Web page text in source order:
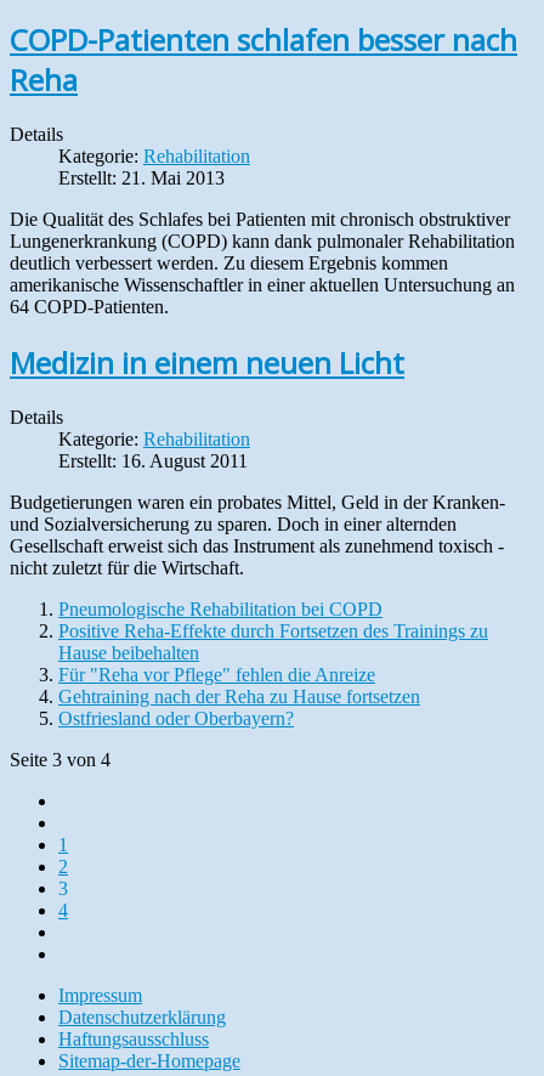
COPD-Patienten schlafen besser nach
Reha
Details
Kategorie: Rehabilitation
Erstellt: 21. Mai 2013
Die Qualität des Schlafes bei Patienten mit chronisch obstruktiver
Lungenerkrankung (COPD) kann dank pulmonaler Rehabilitation
deutlich verbessert werden. Zu diesem Ergebnis kommen
amerikanische Wissenschaftler in einer aktuellen Untersuchung an
64 COPD-Patienten.
Medizin in einem neuen Licht
Details
Kategorie: Rehabilitation
Erstellt: 16. August 2011
Budgetierungen waren ein probates Mittel, Geld in der Kranken-
und Sozialversicherung zu sparen. Doch in einer alternden
Gesellschaft erweist sich das Instrument als zunehmend toxisch -
nicht zuletzt für die Wirtschaft.
Pneumologische Rehabilitation bei COPD
Positive Reha-Effekte durch Fortsetzen des Trainings zu
Hause beibehalten
Für "Reha vor Pflege" fehlen die Anreize
Gehtraining nach der Reha zu Hause fortsetzen
Ostfriesland oder Oberbayern?
Seite 3 von 4
1
2
3
4
Impressum
Datenschutzerklärung
Haftungsausschluss
Sitemap-der-Homepage